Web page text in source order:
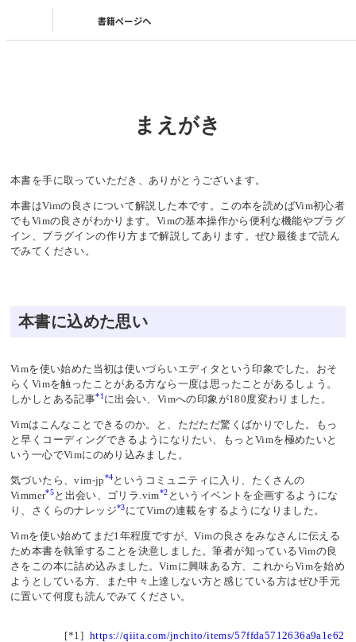
書籍ページへ
まえがき
本書を手に取っていただき、ありがとうございます。
本書はVimの良さについて解説した本です。この本を読めばVim初心者
でもVimの良さがわかります。Vimの基本操作から便利な機能やプラグ
イン、プラグインの作り方まで解説してあります。ぜひ最後まで読ん
でみてください。
本書に込めた思い
Vimを使い始めた当初は使いづらいエディタという印象でした。おそ
らくVimを触ったことがある方なら一度は思ったことがあるしょう。
しかしとある記事*1に出会い、Vimへの印象が180度変わりました。
Vimはこんなことできるのか。と、ただただ驚くばかりでした。もっ
と早くコーディングできるようになりたい、もっとVimを極めたいと
いう一心でVimにのめり込みました。
気づいたら、vim-jp*4というコミュニティに入り、たくさんの
Vimmer*5と出会い、ゴリラ.vim*2 というイベントを企画するようにな
り、さくらのナレッジ*3にてVimの連載をするようになりました。
Vimを使い始めてまだ1年程度ですが、Vimの良さをみなさんに伝える
ため本書を執筆することを決意しました。筆者が知っているVimの良
さをこの本に詰め込みました。Vimに興味ある方、これからVimを始め
ようとしている方、また中々上達しない方と感じている方はぜひ手元
に置いて何度も読んでみてください。
[*1] https://qiita.com/jnchito/items/57ffda5712636a9a1e62